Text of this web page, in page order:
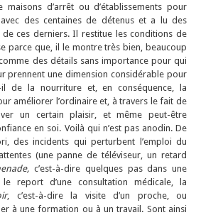
maisons d’arrêt ou d’établissements pour
des centaines de détenus et a lu des
ces derniers. Il restitue les conditions de
parce que, il le montre très bien, beaucoup
des détails sans importance pour qui
prennent une dimension considérable pour
de la nourriture et, en conséquence, la
améliorer l’ordinaire et, à travers le fait de
un certain plaisir, et même peut-être
en soi. Voilà qui n’est pas anodin. De
des incidents qui perturbent l’emploi du
(une panne de téléviseur, un retard
c’est-à-dire quelques pas dans une
report d’une consultation médicale, la
, c’est-à-dire la visite d’un proche, ou
à une formation ou à un travail. Sont ainsi